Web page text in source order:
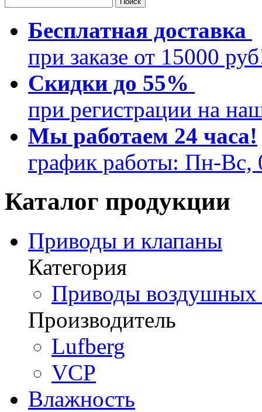
Бесплатная доставка
при заказе от 15000
Скидки до 55%
при регистрации на
Мы работаем 24 часа!
график работы: Пн-Вс,
Каталог продукции
Приводы и клапаны
Категория
Приводы воздушных
Производитель
Lufberg
VCP
Влажность